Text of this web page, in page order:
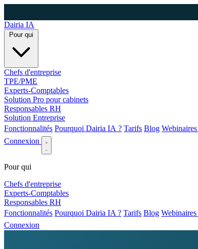
Dairia IA
Chefs d'entreprise
TPE/PME
Experts-Comptables
Solution Pro pour cabinets
Responsables RH
Solution Entreprise
Fonctionnalités Pourquoi Dairia IA ? Tarifs Blog Webinaires
Connexion
Pour qui
Chefs d'entreprise
Experts-Comptables
Responsables RH
Fonctionnalités Pourquoi Dairia IA ? Tarifs Blog Webinaires
Connexion